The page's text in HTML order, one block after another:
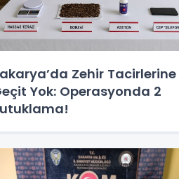
Zehir Tacirlerine
Yok: Operasyonda 2